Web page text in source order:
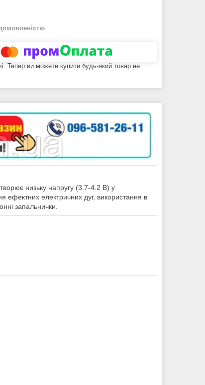
Тепер ви можете купити будь-який товар не
низьку напругу (3.7-4.2 В) у
ефектних електричних дуг, використання в
запальнички.